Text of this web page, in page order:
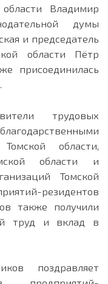
Владимир
думы
и председатель
области Пётр
присоединилась
трудовых
области,
области и
Томской
резидентов
также получили
труд и вклад в
поздравляет